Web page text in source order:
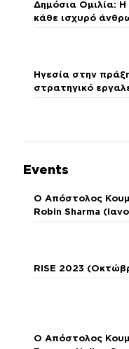
Δημόσια Ομιλία:
κάθε ισχυρό
Ηγεσία στην
στρατηγικό
Events
Ο Απόστολος
Robin Sharma
RISE 2023
Ο Απόστολος